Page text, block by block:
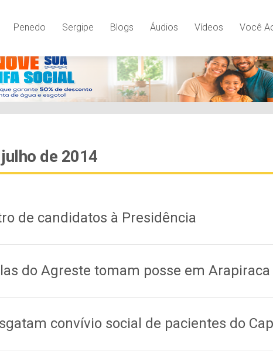
Penedo Sergipe Blogs Áudios Vídeos Você
de 2014
de candidatos à Presidência
do Agreste tomam posse em Arapiraca
convívio social de pacientes do